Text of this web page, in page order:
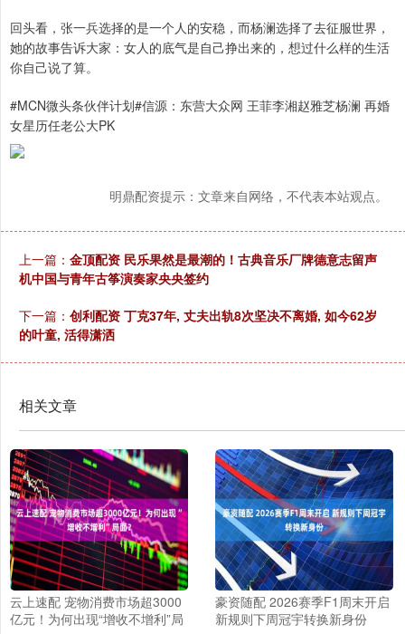
回头看，张一兵选择的是一个人的安稳，而杨澜选择了去征服世界，
她的故事告诉大家：女人的底气是自己挣出来的，想过什么样的生活
你自己说了算。
#MCN微头条伙伴计划#信源：东营大众网 王菲李湘赵雅芝杨澜 再婚
女星历任老公大PK
明鼎配资提示：文章来自网络，不代表本站观点。
上一篇： 金顶配资 民乐果然是最潮的！古典音乐厂牌德意志留声
机中国与青年古筝演奏家央央签约
下一篇： 创利配资 丁克37年, 丈夫出轨8次坚决不离婚, 如今62岁
的叶童, 活得潇洒
相关文章
云上速配 宠物消费市场超3000
亿元！为何出现“增收不增利”局
豪资随配 2026赛季F1周末开启
新规则下周冠宇转换新身份